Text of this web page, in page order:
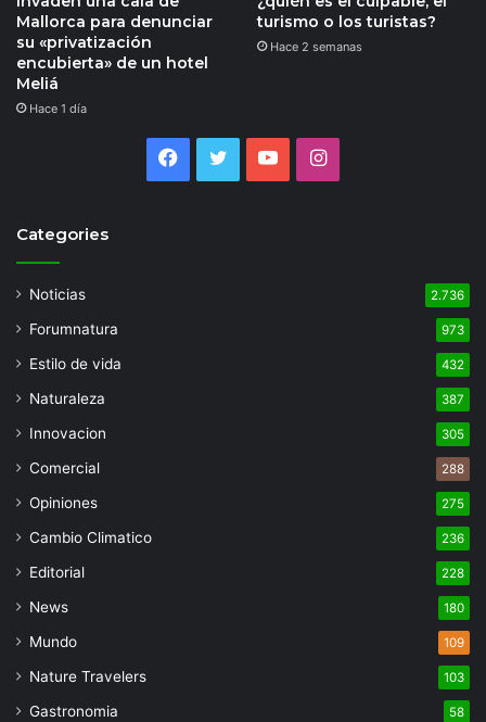
Mallorca para denunciar
su «privatización
encubierta» de un hotel
Meliá
Hace 1 día
turismo o los turistas?
Hace 2 semanas
Facebook
TwitterYouTubeInstagram
Categories
Noticias 2.736
Forumnatura 973
Estilo de vida 432
Naturaleza 387
Innovacion 305
Comercial 288
Opiniones 275
Cambio Climatico 236
Editorial 228
News 180
Mundo 109
Nature Travelers 103
Gastronomia 58